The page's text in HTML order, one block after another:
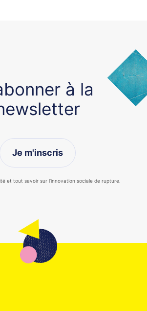
à la
Je m'inscris
et tout savoir sur l’innovation sociale de rupture.